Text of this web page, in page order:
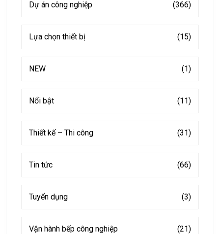
Dự án công nghiệp (366)
Lựa chọn thiết bị (15)
NEW (1)
Nổi bật (11)
Thiết kế – Thi công (31)
Tin tức (66)
Tuyển dụng (3)
Vận hành bếp công nghiệp (21)